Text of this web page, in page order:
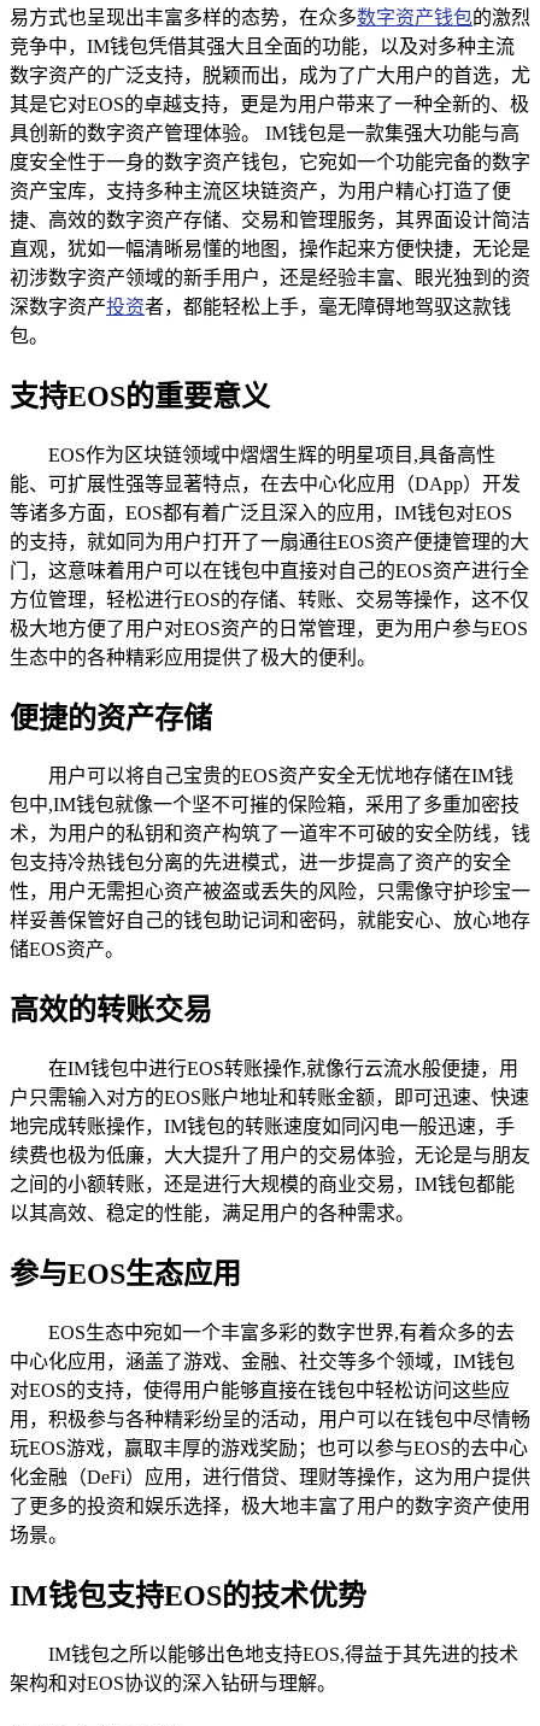
易方式也呈现出丰富多样的态势，在众多数字资产钱包的激烈
竞争中，IM钱包凭借其强大且全面的功能，以及对多种主流
数字资产的广泛支持，脱颖而出，成为了广大用户的首选，尤
其是它对EOS的卓越支持，更是为用户带来了一种全新的、极
具创新的数字资产管理体验。 IM钱包是一款集强大功能与高
度安全性于一身的数字资产钱包，它宛如一个功能完备的数字
资产宝库，支持多种主流区块链资产，为用户精心打造了便
捷、高效的数字资产存储、交易和管理服务，其界面设计简洁
直观，犹如一幅清晰易懂的地图，操作起来方便快捷，无论是
初涉数字资产领域的新手用户，还是经验丰富、眼光独到的资
深数字资产投资者，都能轻松上手，毫无障碍地驾驭这款钱
包。
支持EOS的重要意义
EOS作为区块链领域中熠熠生辉的明星项目,具备高性
能、可扩展性强等显著特点，在去中心化应用（DApp）开发
等诸多方面，EOS都有着广泛且深入的应用，IM钱包对EOS
的支持，就如同为用户打开了一扇通往EOS资产便捷管理的大
门，这意味着用户可以在钱包中直接对自己的EOS资产进行全
方位管理，轻松进行EOS的存储、转账、交易等操作，这不仅
极大地方便了用户对EOS资产的日常管理，更为用户参与EOS
生态中的各种精彩应用提供了极大的便利。
便捷的资产存储
用户可以将自己宝贵的EOS资产安全无忧地存储在IM钱
包中,IM钱包就像一个坚不可摧的保险箱，采用了多重加密技
术，为用户的私钥和资产构筑了一道牢不可破的安全防线，钱
包支持冷热钱包分离的先进模式，进一步提高了资产的安全
性，用户无需担心资产被盗或丢失的风险，只需像守护珍宝一
样妥善保管好自己的钱包助记词和密码，就能安心、放心地存
储EOS资产。
高效的转账交易
在IM钱包中进行EOS转账操作,就像行云流水般便捷，用
户只需输入对方的EOS账户地址和转账金额，即可迅速、快速
地完成转账操作，IM钱包的转账速度如同闪电一般迅速，手
续费也极为低廉，大大提升了用户的交易体验，无论是与朋友
之间的小额转账，还是进行大规模的商业交易，IM钱包都能
以其高效、稳定的性能，满足用户的各种需求。
参与EOS生态应用
EOS生态中宛如一个丰富多彩的数字世界,有着众多的去
中心化应用，涵盖了游戏、金融、社交等多个领域，IM钱包
对EOS的支持，使得用户能够直接在钱包中轻松访问这些应
用，积极参与各种精彩纷呈的活动，用户可以在钱包中尽情畅
玩EOS游戏，赢取丰厚的游戏奖励；也可以参与EOS的去中心
化金融（DeFi）应用，进行借贷、理财等操作，这为用户提供
了更多的投资和娱乐选择，极大地丰富了用户的数字资产使用
场景。
IM钱包支持EOS的技术优势
IM钱包之所以能够出色地支持EOS,得益于其先进的技术
架构和对EOS协议的深入钻研与理解。